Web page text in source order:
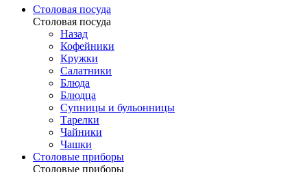
Столовая посуда
Столовая посуда
Назад
Кофейники
Кружки
Салатники
Блюда
Блюдца
Супницы и бульонницы
Тарелки
Чайники
Чашки
Cтоловые приборы
Cтоловые приборы